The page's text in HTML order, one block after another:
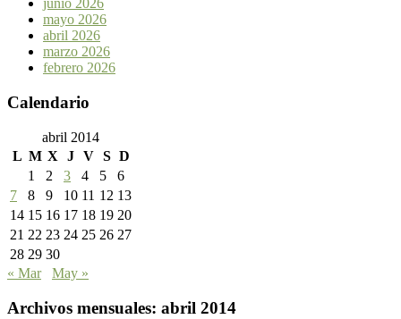
junio 2026
mayo 2026
abril 2026
marzo 2026
febrero 2026
Calendario
abril 2014
L M X J V S D
1
2 3 4 5
6
7
8 9 10 11 12 13
14 15 16 17 18 19 20
21 22 23 24 25 26 27
28 29 30
« Mar
May »
Archivos mensuales: abril 2014